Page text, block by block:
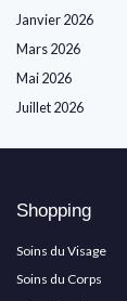
Janvier 2026
Mars 2026
Mai 2026
Juillet 2026
Shopping
Soins du Visage
Soins du Corps